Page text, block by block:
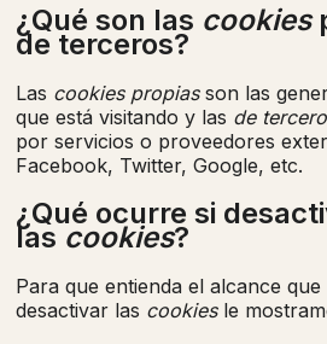
¿Qué son las cookies
de terceros?
Las cookies propiasson las
que está visitando y las de
por servicios o proveedores
Facebook, Twitter, Google, etc.
¿Qué ocurre si
las cookies?
Para que entienda el alcance
desactivar las cookiesle